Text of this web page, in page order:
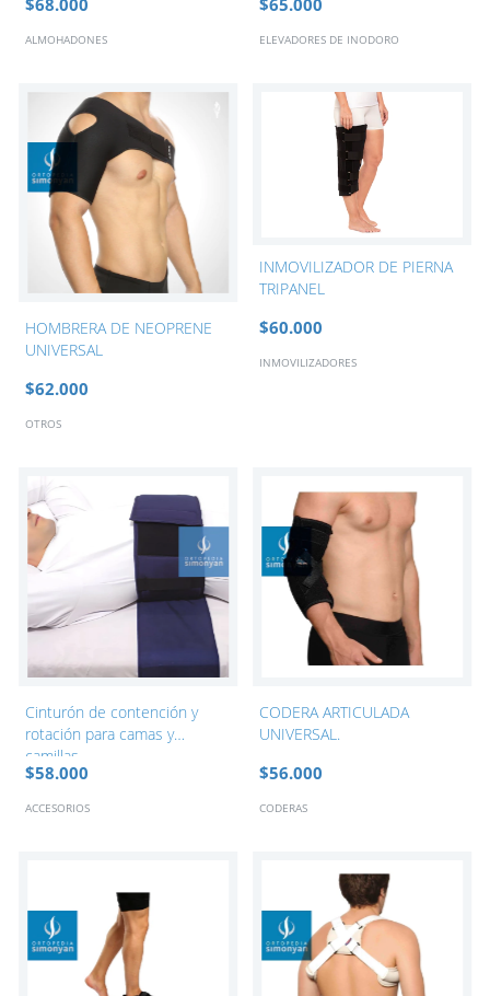
$68.000
ALMOHADONES
$65.000
ELEVADORES DE INODORO
HOMBRERA DE NEOPRENE
UNIVERSAL
$62.000
OTROS
INMOVILIZADOR DE PIERNA
TRIPANEL
$60.000
INMOVILIZADORES
Cinturón de contención y
rotación para camas y
camillas
$58.000
ACCESORIOS
CODERA ARTICULADA
UNIVERSAL.
$56.000
CODERAS